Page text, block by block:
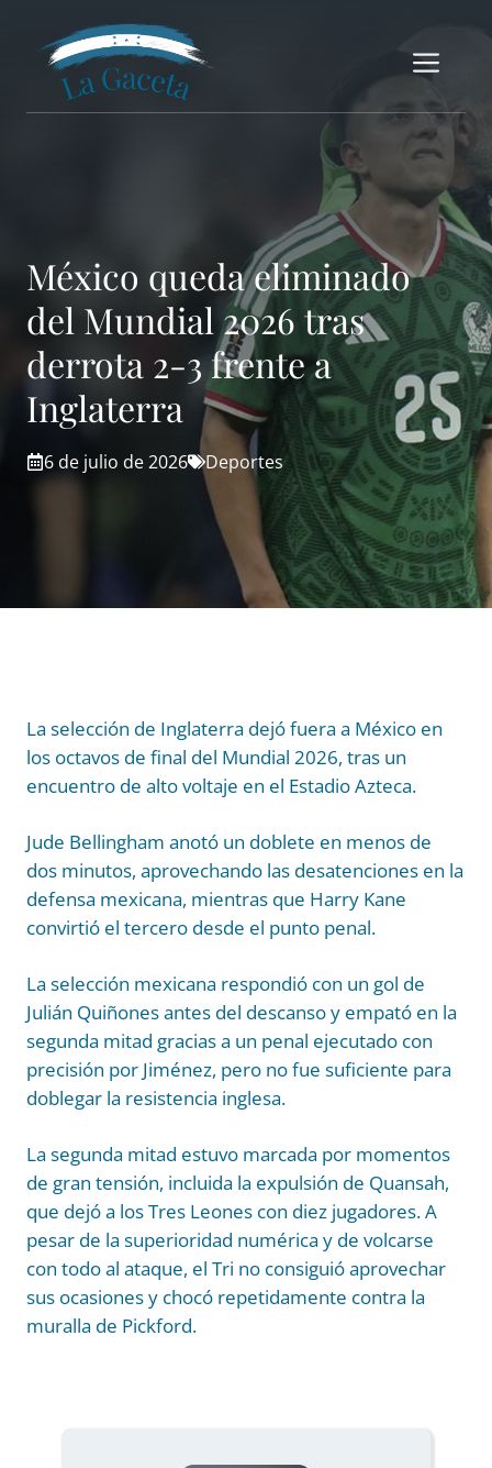
contenido
México queda eliminado
del Mundial 2026 tras
derrota 2-3 frente a
Inglaterra
6 de julio de 2026 Deportes
La selección de Inglaterra dejó fuera a México en
los octavos de final del Mundial 2026, tras un
encuentro de alto voltaje en el Estadio Azteca.
Jude Bellingham anotó un doblete en menos de
dos minutos, aprovechando las desatenciones en la
defensa mexicana, mientras que Harry Kane
convirtió el tercero desde el punto penal.
La selección mexicana respondió con un gol de
Julián Quiñones antes del descanso y empató en la
segunda mitad gracias a un penal ejecutado con
precisión por Jiménez, pero no fue suficiente para
doblegar la resistencia inglesa.
La segunda mitad estuvo marcada por momentos
de gran tensión, incluida la expulsión de Quansah,
que dejó a los Tres Leones con diez jugadores. A
pesar de la superioridad numérica y de volcarse
con todo al ataque, el Tri no consiguió aprovechar
sus ocasiones y chocó repetidamente contra la
muralla de Pickford.